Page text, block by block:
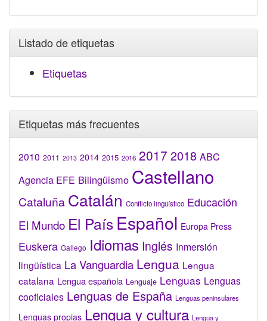
Listado de etiquetas
Etiquetas
Etiquetas más frecuentes
2010 2011 2013 2014 2015 2016 2017 2018 ABC
Agencia EFE Bilingüismo Castellano
Cataluña Catalán Conflicto lingüístico Educación
El Mundo El País Español Europa Press
Euskera Gallego Idiomas Inglés Inmersión
lingüística La Vanguardia Lengua Lengua
catalana Lengua española Lenguaje Lenguas Lenguas
cooficiales Lenguas de España Lenguas peninsulares
Lenguas propias Lengua y cultura Lengua y